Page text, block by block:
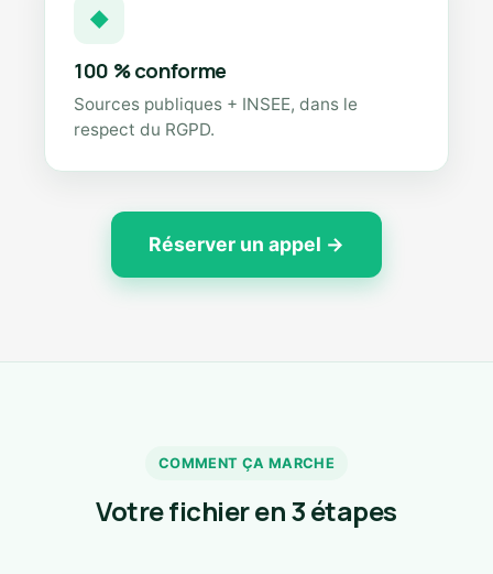
◆
100 % conforme
Sources publiques + INSEE, dans le
respect du RGPD.
Réserver un appel →
COMMENT ÇA MARCHE
Votre fichier en 3 étapes